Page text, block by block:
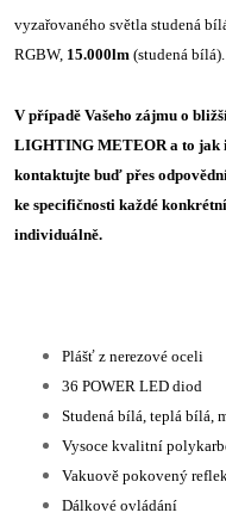
vyzařovaného světla studená
RGBW, 15.000lm (studená bílá).
V případě Vašeho zájmu o
LIGHTING METEOR a to jak
kontaktujte buď přes
ke specifičnosti každé
individuálně.
Plášť z nerezové oceli
36 POWER LED diod
Studená bílá, teplá bílá,
Vysoce kvalitní
Vakuově pokovený
Dálkové ovládání